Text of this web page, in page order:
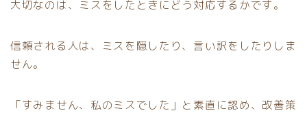
大切なのは、ミスをしたときにどう対応するかです。
信頼される人は、ミスを隠したり、言い訳をしたりしま
せん。
「すみません、私のミスでした」と素直に認め、改善策